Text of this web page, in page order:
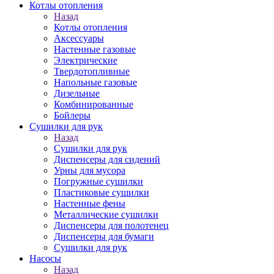
Котлы отопления
Назад
Котлы отопления
Аксессуары
Настенные газовые
Электрические
Твердотопливные
Напольные газовые
Дизельные
Комбинированные
Бойлеры
Сушилки для рук
Назад
Сушилки для рук
Диспенсеры для сидений
Урны для мусора
Погружные сушилки
Пластиковые сушилки
Настенные фены
Металлические сушилки
Диспенсеры для полотенец
Диспенсеры для бумаги
Сушилки для рук
Насосы
Назад